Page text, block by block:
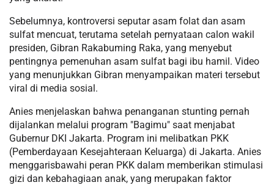
Sebelumnya, kontroversi seputar asam folat dan asam
sulfat mencuat, terutama setelah pernyataan calon wakil
presiden, Gibran Rakabuming Raka, yang menyebut
pentingnya pemenuhan asam sulfat bagi ibu hamil. Video
yang menunjukkan Gibran menyampaikan materi tersebut
viral di media sosial.
Anies menjelaskan bahwa penanganan stunting pernah
dijalankan melalui program "Bagimu" saat menjabat
Gubernur DKI Jakarta. Program ini melibatkan PKK
(Pemberdayaan Kesejahteraan Keluarga) di Jakarta. Anies
menggarisbawahi peran PKK dalam memberikan stimulasi
gizi dan kebahagiaan anak, yang merupakan faktor